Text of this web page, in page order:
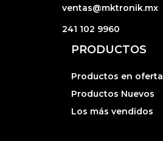
ventas@mktronik.mx
241 102 9960
PRODUCTOS
Productos en oferta
Productos Nuevos
Los más vendidos